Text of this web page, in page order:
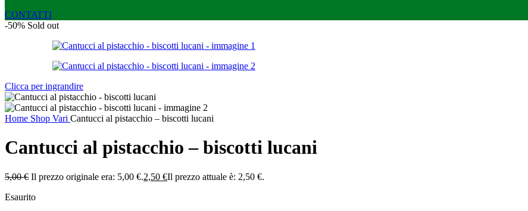
CONTATTI
-50% Sold out
Clicca per ingrandire
Home Shop Vari Cantucci al pistacchio – biscotti lucani
Cantucci al pistacchio – biscotti lucani
5,00€ Il prezzo originale era: 5,00 €.2,50 €Il prezzo attuale è: 2,50 €.
Esaurito